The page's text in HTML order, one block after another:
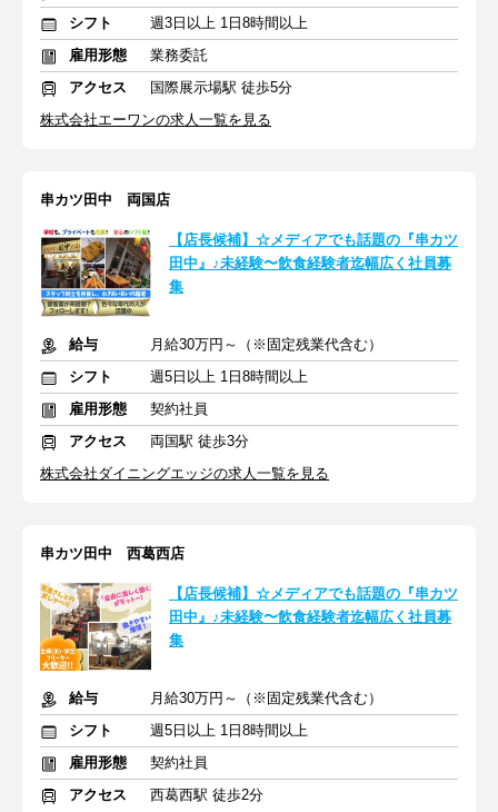
シフト
週3日以上 1日8時間以上
雇用形態
業務委託
アクセス
国際展示場駅 徒歩5分
株式会社エーワンの求人一覧を見る
串カツ田中 両国店
【店長候補】☆メディアでも話題の『串カツ
田中』♪未経験〜飲食経験者迄幅広く社員募
集
給与
月給30万円～（※固定残業代含む）
シフト
週5日以上 1日8時間以上
雇用形態
契約社員
アクセス
両国駅 徒歩3分
株式会社ダイニングエッジの求人一覧を見る
串カツ田中 西葛西店
【店長候補】☆メディアでも話題の『串カツ
田中』♪未経験〜飲食経験者迄幅広く社員募
集
給与
月給30万円～（※固定残業代含む）
シフト
週5日以上 1日8時間以上
雇用形態
契約社員
アクセス
西葛西駅 徒歩2分